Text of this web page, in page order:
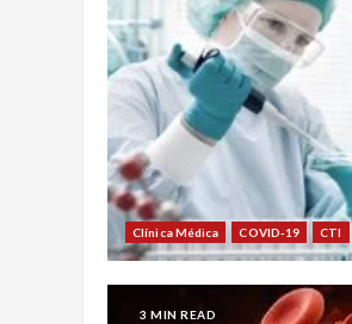
Clínica Médica COVID-19 CTI
3 MIN READ